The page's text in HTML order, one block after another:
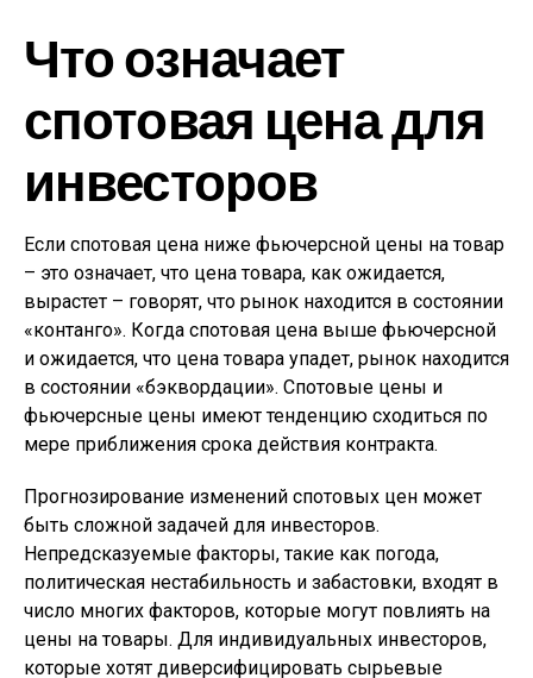
Что означает
спотовая цена для
инвесторов
Если спотовая цена ниже фьючерсной цены на товар
– это означает, что цена товара, как ожидается,
вырастет – говорят, что рынок находится в состоянии
«контанго». Когда спотовая цена выше фьючерсной
и ожидается, что цена товара упадет, рынок находится
в состоянии «бэквордации». Спотовые цены и
фьючерсные цены имеют тенденцию сходиться по
мере приближения срока действия контракта.
Прогнозирование изменений спотовых цен может
быть сложной задачей для инвесторов.
Непредсказуемые факторы, такие как погода,
политическая нестабильность и забастовки, входят в
число многих факторов, которые могут повлиять на
цены на товары. Для индивидуальных инвесторов,
которые хотят диверсифицировать сырьевые